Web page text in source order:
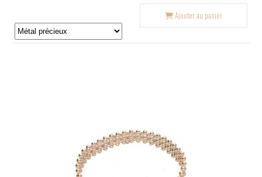
Ajouter au panier